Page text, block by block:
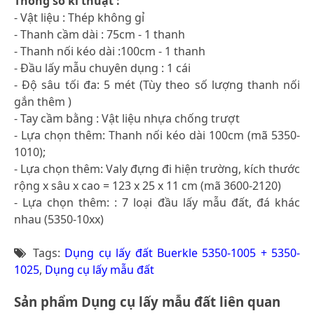
- Vật liệu : Thép không gỉ
- Thanh cầm dài : 75cm - 1 thanh
- Thanh nối kéo dài :100cm - 1 thanh
- Đầu lấy mẫu chuyên dụng : 1 cái
- Độ sâu tối đa: 5 mét (Tùy theo số lượng thanh nối
gắn thêm )
- Tay cầm bằng : Vật liệu nhựa chống trượt
- Lựa chọn thêm: Thanh nối kéo dài 100cm (mã 5350-
1010);
- Lựa chọn thêm: Valy đựng đi hiện trường, kích thước
rộng x sâu x cao = 123 x 25 x 11 cm (mã 3600-2120)
- Lựa chọn thêm: : 7 loại đầu lấy mẫu đất, đá khác
nhau (5350-10xx)
Tags: Dụng cụ lấy đất Buerkle 5350-1005 + 5350-
1025, Dụng cụ lấy mẫu đất
Sản phẩm Dụng cụ lấy mẫu đất liên quan